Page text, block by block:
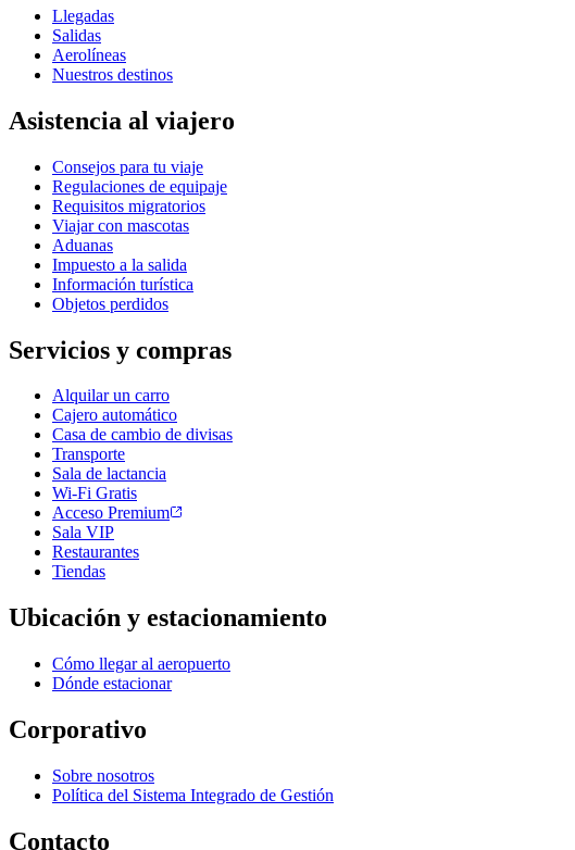
Llegadas
Salidas
Aerolíneas
Nuestros destinos
Asistencia al viajero
Consejos para tu viaje
Regulaciones de equipaje
Requisitos migratorios
Viajar con mascotas
Aduanas
Impuesto a la salida
Información turística
Objetos perdidos
Servicios y compras
Alquilar un carro
Cajero automático
Casa de cambio de divisas
Transporte
Sala de lactancia
Wi-Fi Gratis
Acceso Premium
Sala VIP
Restaurantes
Tiendas
Ubicación y estacionamiento
Cómo llegar al aeropuerto
Dónde estacionar
Corporativo
Sobre nosotros
Política del Sistema Integrado de Gestión
Contacto